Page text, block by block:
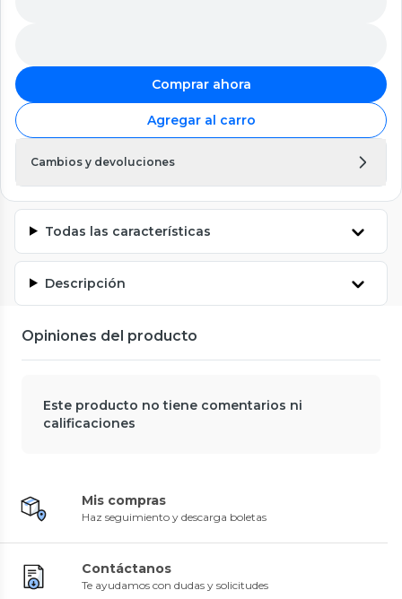
Comprar ahora
Agregar al carro
Cambios y devoluciones
Todas las características
Descripción
Opiniones del producto
Este producto no tiene comentarios ni
calificaciones
Mis compras
Haz seguimiento y descarga boletas
Contáctanos
Te ayudamos con dudas y solicitudes